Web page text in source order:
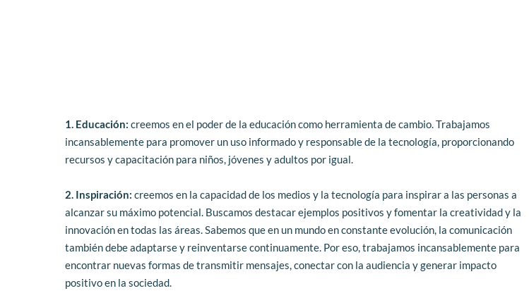
1. Educación: creemos en el poder de la educación como herramienta de cambio. Trabajamos
incansablemente para promover un uso informado y responsable de la tecnología, proporcionando
recursos y capacitación para niños, jóvenes y adultos por igual.
2. Inspiración: creemos en la capacidad de los medios y la tecnología para inspirar a las personas a
alcanzar su máximo potencial. Buscamos destacar ejemplos positivos y fomentar la creatividad y la
innovación en todas las áreas. Sabemos que en un mundo en constante evolución, la comunicación
también debe adaptarse y reinventarse continuamente. Por eso, trabajamos incansablemente para
encontrar nuevas formas de transmitir mensajes, conectar con la audiencia y generar impacto
positivo en la sociedad.